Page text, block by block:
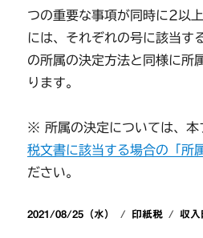
つの重要な事項が同時に2以
には、それぞれの号に該当す
の所属の決定方法と同様に所
ります。
※ 所属の決定については、本
税文書に該当する場合の「所
ださい。
投
2021/08/25（水）
カ
印紙税
タ
収入